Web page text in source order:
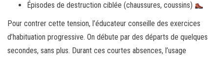
Épisodes de destruction ciblée (chaussures, coussins)
Pour contrer cette tension, l’éducateur conseille des exercices
d’habituation progressive. On débute par des départs de quelques
secondes, sans plus. Durant ces courtes absences, l’usage